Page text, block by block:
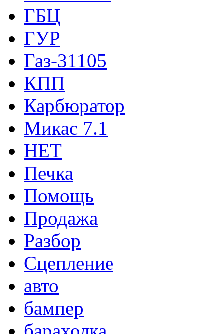
ГБЦ
ГУР
Газ-31105
КПП
Карбюратор
Микас 7.1
НЕТ
Печка
Помощь
Продажа
Разбор
Сцепление
авто
бампер